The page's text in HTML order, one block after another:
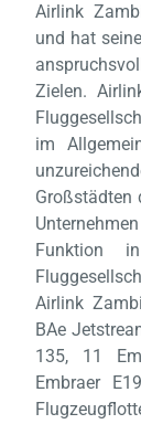
Airlink
und hat
Zielen.
im
Großstädten
Funktion
Airlink
BAe
135, 11
Embraer